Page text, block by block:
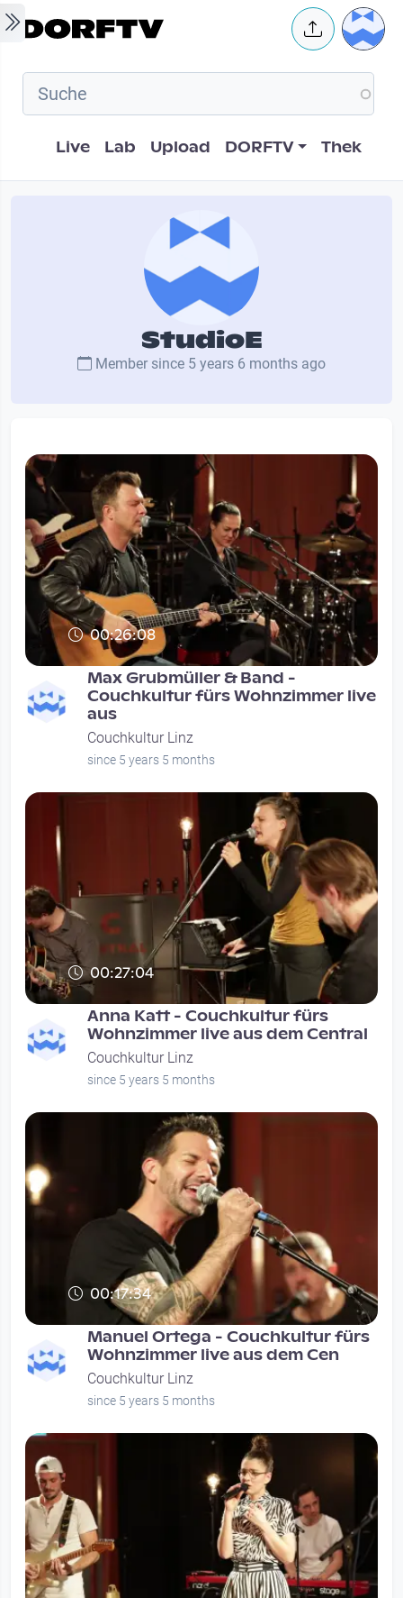
Skip to main content User
Hauptnavigation
Live Lab Upload DORFTV Thek
StudioE
Member since 5 years 6 months ago
00:26:08
Max Grubmüller & Band -
Couchkultur fürs Wohnzimmer live
aus
Couchkultur Linz
since 5 years 5 months
00:27:04
Anna Katt - Couchkultur fürs
Wohnzimmer live aus dem Central
Couchkultur Linz
since 5 years 5 months
00:17:34
Manuel Ortega - Couchkultur fürs
Wohnzimmer live aus dem Cen
Couchkultur Linz
since 5 years 5 months